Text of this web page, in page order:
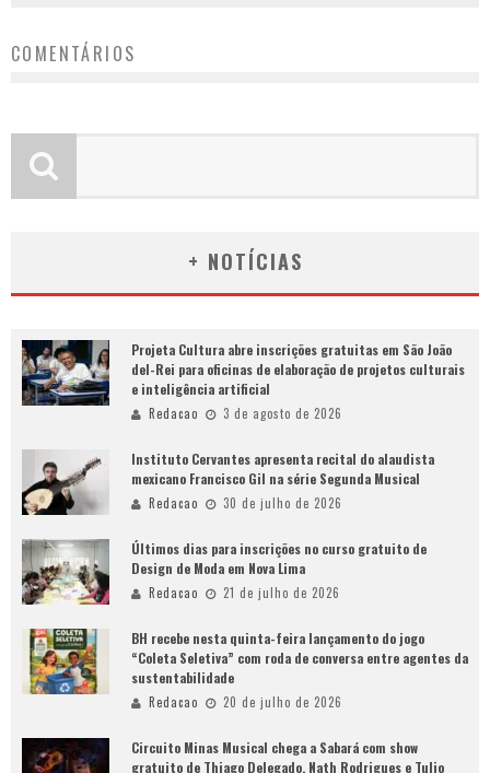
COMENTÁRIOS
+ NOTÍCIAS
Projeta Cultura abre inscrições gratuitas em São João
del-Rei para oficinas de elaboração de projetos culturais
e inteligência artificial
Redacao 3 de agosto de 2026
Instituto Cervantes apresenta recital do alaudista
mexicano Francisco Gil na série Segunda Musical
Redacao 30 de julho de 2026
Últimos dias para inscrições no curso gratuito de
Design de Moda em Nova Lima
Redacao 21 de julho de 2026
BH recebe nesta quinta-feira lançamento do jogo
“Coleta Seletiva” com roda de conversa entre agentes da
sustentabilidade
Redacao 20 de julho de 2026
Circuito Minas Musical chega a Sabará com show
gratuito de Thiago Delegado, Nath Rodrigues e Tulio